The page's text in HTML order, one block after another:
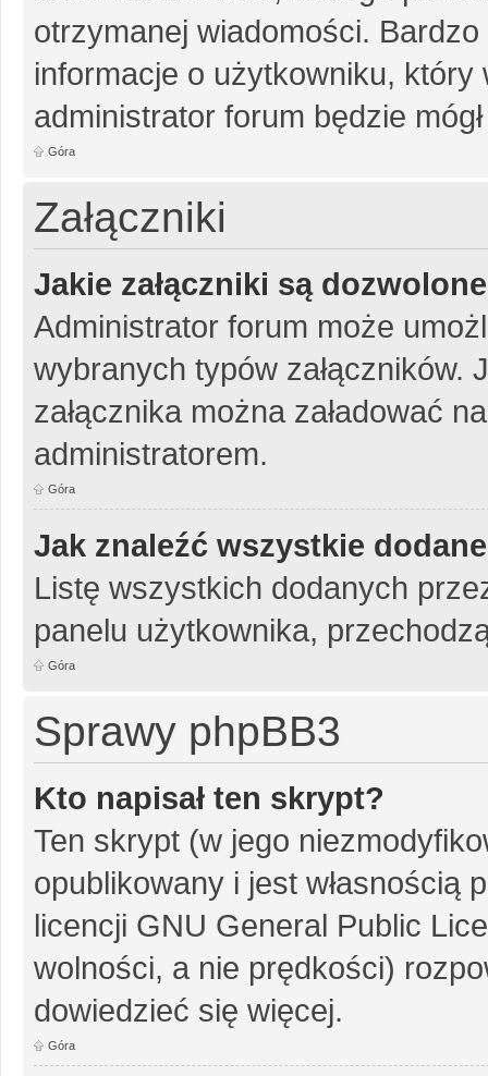
otrzymanej wiadomości.
informacje o użytkowniku, który
administrator forum będzie
Góra
Załączniki
Jakie załączniki są
Administrator forum może
wybranych typów załączników.
załącznika można załadować
administratorem.
Góra
Jak znaleźć wszystkie
Listę wszystkich dodanych
panelu użytkownika,
Góra
Sprawy phpBB3
Kto napisał ten skrypt?
Ten skrypt (w jego
opublikowany i jest własnością
licencji GNU General Public
wolności, a nie prędkości)
dowiedzieć się więcej.
Góra